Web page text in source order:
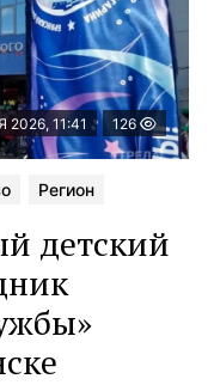
11:41 126
Регион
детский